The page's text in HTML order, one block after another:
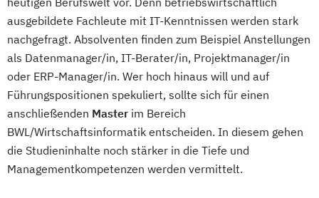
ausgebildete Fachleute mit IT-Kenntnissen werden stark
nachgefragt. Absolventen finden zum Beispiel Anstellungen
als Datenmanager/in, IT-Berater/in, Projektmanager/in
oder ERP-Manager/in. Wer hoch hinaus will und auf
Führungspositionen spekuliert, sollte sich für einen
anschließenden Master im Bereich
BWL/Wirtschaftsinformatik entscheiden. In diesem gehen
die Studieninhalte noch stärker in die Tiefe und
Managementkompetenzen werden vermittelt.